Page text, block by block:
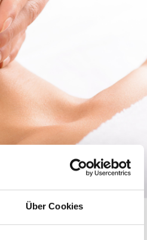
Über Cookies